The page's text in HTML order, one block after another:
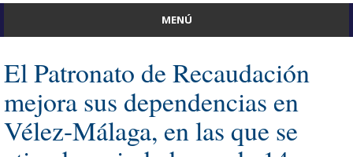
MENÚ
El Patronato de Recaudación
mejora sus dependencias en
Vélez-Málaga, en las que se